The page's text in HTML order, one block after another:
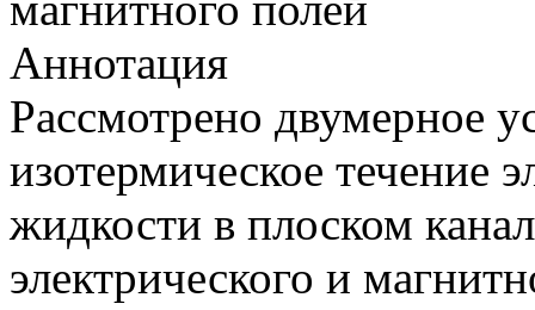
Аннотация
Рассмотрено двумерное
изотермическое течение
жидкости в плоском
электрического и